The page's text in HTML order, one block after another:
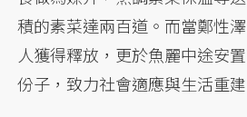
積的素菜達兩百道。而當鄭性
人獲得釋放，更於魚麗中途安
份子，致力社會適應與生活重建